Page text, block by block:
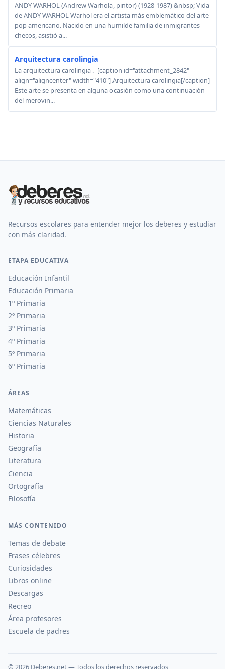
ANDY WARHOL (Andrew Warhola, pintor) (1928-1987) &nbsp; Vida
de ANDY WARHOL Warhol era el artista más emblemático del arte
pop americano. Nacido en una humilde familia de inmigrantes
checos, asistió a...
Arquitectura carolingia
La arquitectura carolingia .- [caption id="attachment_2842"
align="aligncenter" width="410"] Arquitectura carolingia[/caption]
Este arte se presenta en alguna ocasión como una continuación
del merovin...
Recursos escolares para entender mejor los deberes y estudiar
con más claridad.
ETAPA EDUCATIVA
Educación Infantil
Educación Primaria
1º Primaria
2º Primaria
3º Primaria
4º Primaria
5º Primaria
6º Primaria
ÁREAS
Matemáticas
Ciencias Naturales
Historia
Geografía
Literatura
Ciencia
Ortografía
Filosofía
MÁS CONTENIDO
Temas de debate
Frases célebres
Curiosidades
Libros online
Descargas
Recreo
Área profesores
Escuela de padres